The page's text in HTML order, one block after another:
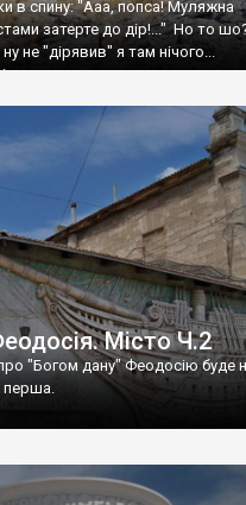
в спину: "Ааа, попса! Муляжна
затерте до дір!..." Но то
не "дірявив" я там нічого...
Місто Ч.2
"Богом дану" Феодосію буде
перша.